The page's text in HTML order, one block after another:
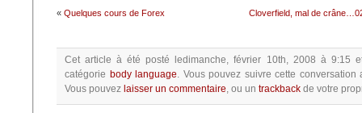
« Quelques cours de Forex Cloverfield, mal de
Cet article à été posté ledimanche, février 10th, 2008 à 9:15
catégorie body language. Vous pouvez suivre cette conversation
Vous pouvez laisser un commentaire, ou un trackback de votre